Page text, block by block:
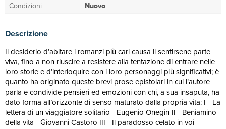
Condizioni
Nuovo
Descrizione
Il desiderio d’abitare i romanzi più cari causa il sentirsene parte
viva, fino a non riuscire a resistere alla tentazione di entrare nelle
loro storie e d’interloquire con i loro personaggi più significativi; è
quanto ha originato queste brevi prose epistolari in cui l’autore
parla e condivide pensieri ed emozioni con chi, a sua insaputa, ha
dato forma all’orizzonte di senso maturato dalla propria vita: I - La
lettera di un viaggiatore solitario - Eugenio Onegin II - Beniamino
della vita - Giovanni Castoro III - Il paradosso celato in voi -